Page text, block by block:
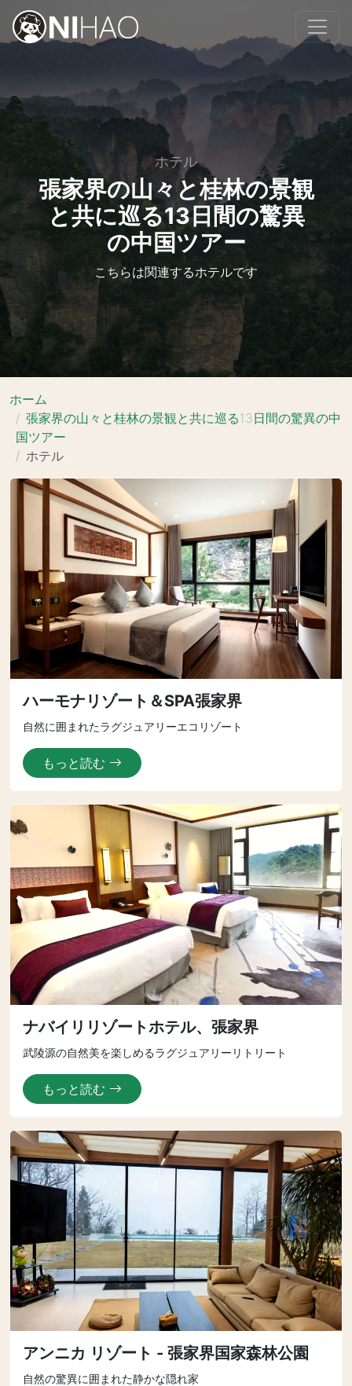
ホテル
張家界の山々と桂林の景観
と共に巡る13日間の驚異
の中国ツアー
こちらは関連するホテルです
ホーム
張家界の山々と桂林の景観と共に巡る13日間の驚異の中
国ツアー
ホテル
ハーモナリゾート＆SPA張家界
自然に囲まれたラグジュアリーエコリゾート
もっと読む
ナバイリリゾートホテル、張家界
武陵源の自然美を楽しめるラグジュアリーリトリート
もっと読む
アンニカ リゾート - 張家界国家森林公園
自然の驚異に囲まれた静かな隠れ家